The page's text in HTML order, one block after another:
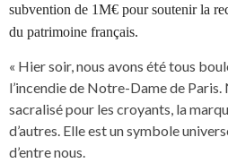
subvention de 1M€ pour soutenir la
du patrimoine français.
« Hier soir, nous avons été tous
l’incendie de Notre-Dame de
sacralisé pour les croyants, la
d’autres. Elle est un symbole
d’entre nous.